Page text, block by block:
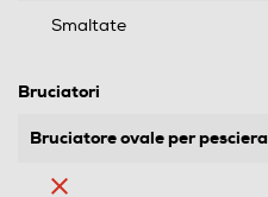
Smaltate
Bruciatori
Bruciatore ovale per pesciera